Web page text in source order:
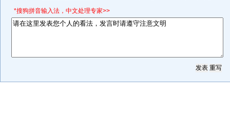
*搜狗拼音输入法，中文处理专家>>